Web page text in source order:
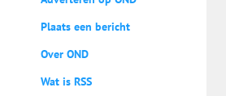
Plaats een bericht
Over OND
Wat is RSS